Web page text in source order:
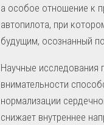
а особое отношение к
автопилота, при
будущим, осознанный
Научные исследования
внимательности
нормализации
снижает внутреннее